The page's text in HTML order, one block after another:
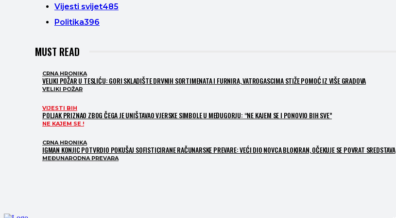
Vijesti svijet485
Politika396
MUST READ
CRNA HRONIKA
VELIKI POŽAR U TESLIĆU: GORI SKLADIŠTE DRVNIH SORTIMENATA I FURNIRA, VATROGASCIMA STIŽE POMOĆ IZ VIŠE GRADOVA
VELIKI POŽAR
VIJESTI BIH
POLJAK PRIZNAO ZBOG ČEGA JE UNIŠTAVAO VJERSKE SIMBOLE U MEĐUGORJU: “NE KAJEM SE I PONOVIO BIH SVE”
NE KAJEM SE !
CRNA HRONIKA
IGMAN KONJIC POTVRDIO POKUŠAJ SOFISTICIRANE RAČUNARSKE PREVARE: VEĆI DIO NOVCA BLOKIRAN, OČEKUJE SE POVRAT SREDSTAVA
MEĐUNARODNA PREVARA